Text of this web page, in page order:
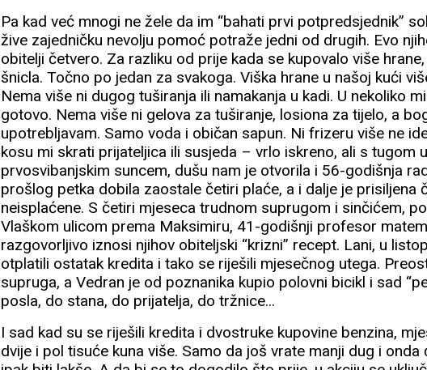
Pa kad već mnogi ne žele da im “bahati prvi potpredsjednik”
žive zajedničku nevolju pomoć potraže jedni od drugih. Evo
obitelji četvero. Za razliku od prije kada se kupovalo više
šnicla. Točno po jedan za svakoga. Viška hrane u našoj kući
Nema više ni dugog tuširanja ili namakanja u kadi. U nekoliko
gotovo. Nema više ni gelova za tuširanje, losiona za tijelo, a
upotrebljavam. Samo voda i običan sapun. Ni frizeru više ne
kosu mi skrati prijateljica ili susjeda – vrlo iskreno, ali s tugom
prvosvibanjskim suncem, dušu nam je otvorila i 56-godišnja
prošlog petka dobila zaostale četiri plaće, a i dalje je prisiljena
neisplaćene. S četiri mjeseca trudnom suprugom i sinčićem,
Vlaškom ulicom prema Maksimiru, 41-godišnji profesor
razgovorljivo iznosi njihov obiteljski “krizni” recept. Lani, u
otplatili ostatak kredita i tako se riješili mjesečnog utega.
supruga, a Vedran je od poznanika kupio polovni bicikl i sad
posla, do stana, do prijatelja, do tržnice...
I sad kad su se riješili kredita i dvostruke kupovine benzina,
dvije i pol tisuće kuna više. Samo da još vrate manji dug i onda